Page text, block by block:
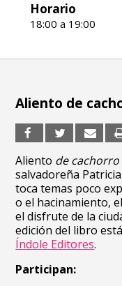
Horario
18:00 a 19:00
Aliento de
Aliento de cachorro
salvadoreña
toca temas poco
o el hacinamiento,
el disfrute de la
edición del libro
Índole Editores.
Participan: